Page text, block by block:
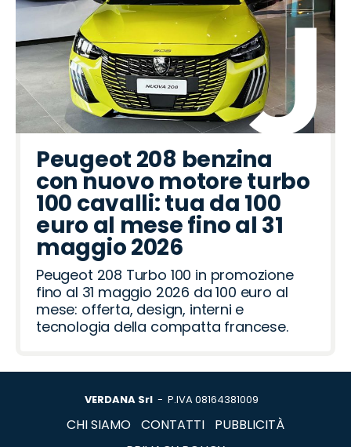
Peugeot 208 benzina
con nuovo motore turbo
100 cavalli: tua da 100
euro al mese fino al 31
maggio 2026
Peugeot 208 Turbo 100 in promozione
fino al 31 maggio 2026 da 100 euro al
mese: offerta, design, interni e
tecnologia della compatta francese.
VERDANA Srl - P.IVA 08164381009
CHI SIAMO CONTATTI
PUBBLICITÀ